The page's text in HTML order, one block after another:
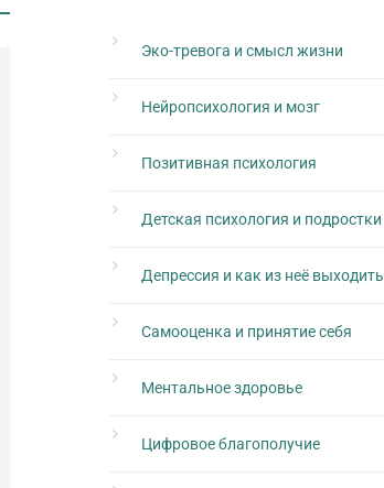
Эко-тревога и смысл жизни
Нейропсихология и мозг
Позитивная психология
Детская психология и подростки
Депрессия и как из неё выходить
Самооценка и принятие себя
Ментальное здоровье
Цифровое благополучие